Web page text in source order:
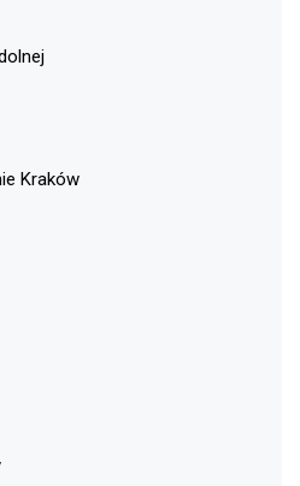
Kraków